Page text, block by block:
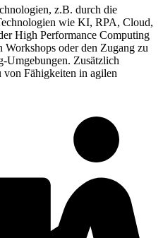
z.B. durch die
wie KI, RPA, Cloud,
High Performance Computing
oder den Zugang zu
Umgebungen. Zusätzlich
Fähigkeiten in agilen